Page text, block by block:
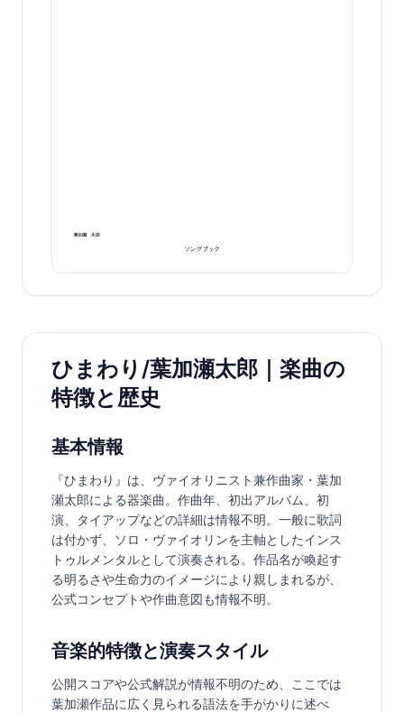
ひまわり/葉加瀬太郎｜楽曲の
特徴と歴史
基本情報
『ひまわり』は、ヴァイオリニスト兼作曲家・葉加
瀬太郎による器楽曲。作曲年、初出アルバム、初
演、タイアップなどの詳細は情報不明。一般に歌詞
は付かず、ソロ・ヴァイオリンを主軸としたインス
トゥルメンタルとして演奏される。作品名が喚起す
る明るさや生命力のイメージにより親しまれるが、
公式コンセプトや作曲意図も情報不明。
音楽的特徴と演奏スタイル
公開スコアや公式解説が情報不明のため、ここでは
葉加瀬作品に広く見られる語法を手がかりに述べ